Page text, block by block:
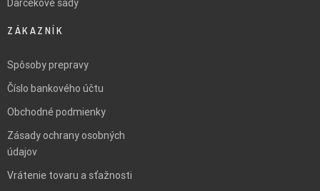
Darčekové sady
ZÁKAZNÍK
Spôsoby prepravy
Číslo bankového účtu
Obchodné podmienky
Zásady ochrany osobných
údajov
Vrátenie tovaru a sťažnosti